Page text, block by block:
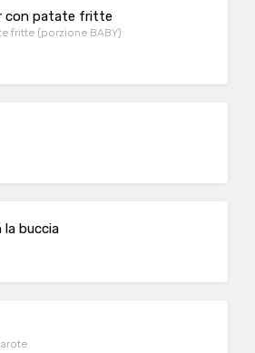
con patate fritte
fritte (porzione BABY)
buccia